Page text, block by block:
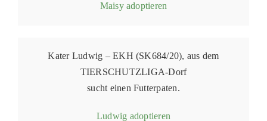
Maisy adoptieren
Kater Ludwig – EKH (SK684/20), aus dem
TIERSCHUTZLIGA-Dorf
sucht einen Futterpaten.
Ludwig adoptieren